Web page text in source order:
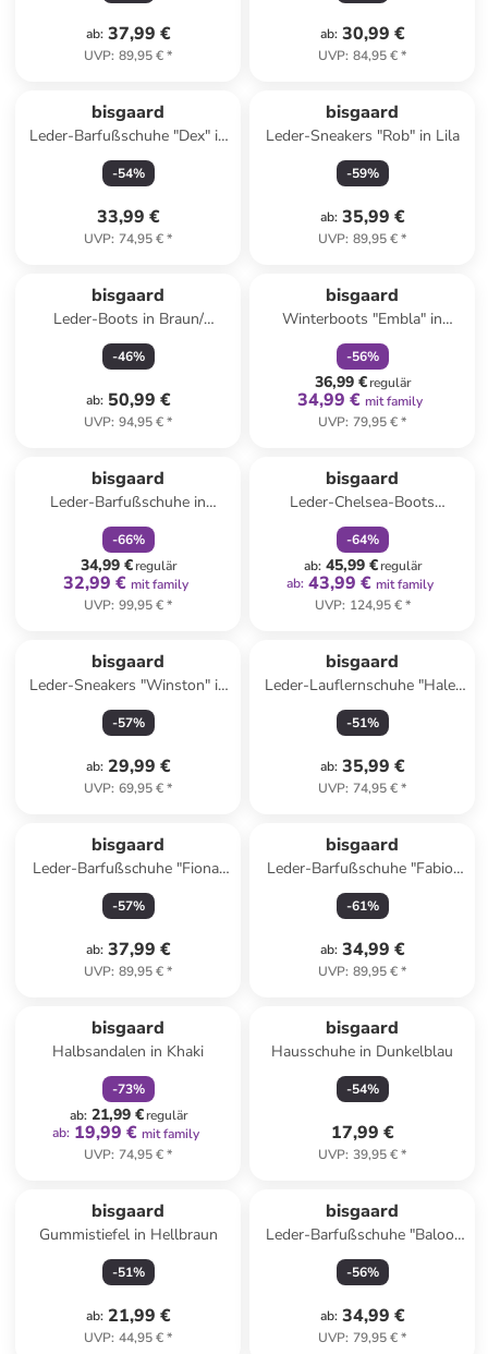
ab: 37,99 €
UVP: 89,95 €*
ab: 30,99 €
UVP: 84,95 €*
bisgaard
Leder-Barfußschuhe "Dex" in
Rosa
-54%
33,99 €
UVP: 74,95 €*
bisgaard
Leder-Sneakers "Rob" in Lila
-59%
ab: 35,99 €
UVP: 89,95 €*
bisgaard
Leder-Boots in Braun/
Anthrazit
-46%
ab: 50,99 €
UVP: 94,95 €*
bisgaard
Winterboots "Embla" in
Dunkelblau
-56%
36,99 €regulär
34,99 € mit family
UVP: 79,95 €*
bisgaard
Leder-Barfußschuhe in
Dunkelblau
-66%
34,99 €regulär
32,99 € mit family
UVP: 99,95 €*
bisgaard
Leder-Chelsea-Boots
"Norbert" in Gold
-64%
ab: 45,99 €regulär
ab: 43,99 € mit family
UVP: 124,95 €*
bisgaard
Leder-Sneakers "Winston" in
Hellbraun
-57%
ab: 29,99 €
UVP: 69,95 €*
bisgaard
Leder-Lauflernschuhe "Hale"
in Khaki
-51%
ab: 35,99 €
UVP: 74,95 €*
bisgaard
Leder-Barfußschuhe "Fiona"
in Hellblau/ Creme
-57%
ab: 37,99 €
UVP: 89,95 €*
bisgaard
Leder-Barfußschuhe "Fabio"
in Gelb
-61%
ab: 34,99 €
UVP: 89,95 €*
bisgaard
Halbsandalen in Khaki
-73%
ab: 21,99 €regulär
ab: 19,99 € mit family
UVP: 74,95 €*
bisgaard
Hausschuhe in Dunkelblau
-54%
17,99 €
UVP: 39,95 €*
bisgaard
Gummistiefel in Hellbraun
-51%
ab: 21,99 €
UVP: 44,95 €*
bisgaard
Leder-Barfußschuhe "Baloo"
in Grün
-56%
ab: 34,99 €
UVP: 79,95 €*